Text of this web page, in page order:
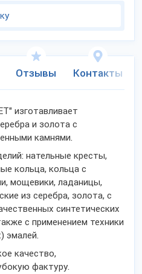
Отзывы Контакты
изготавливает
и золота с
камнями.
нательные кресты,
кольца, кольца с
мощевики, ладаницы,
из серебра, золота, с
синтетических
с применением техники
эмалей.
качество,
фактуру.